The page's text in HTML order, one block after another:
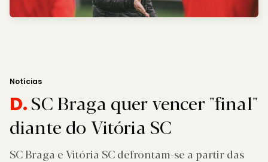
Notícias
D.SC Braga quer vencer "final"
diante do Vitória SC
SC Braga e Vitória SC defrontam-se a partir das